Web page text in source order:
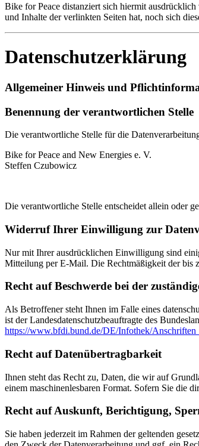
Bike for Peace distanziert sich hiermit
und Inhalte der verlinkten Seiten hat, noch sich
Datenschutzerklärung
Allgemeiner Hinweis und
Benennung der verantwortlichen Stelle
Die verantwortliche Stelle für die
Bike for Peace and New Energies e. V.
Steffen Czubowicz
Die verantwortliche Stelle entscheidet allein oder
Widerruf Ihrer Einwilligung zur
Nur mit Ihrer ausdrücklichen Einwilligung sind
Mitteilung per E-Mail. Die Rechtmäßigkeit der bis
Recht auf Beschwerde bei der
Als Betroffener steht Ihnen im Falle eines
ist der Landesdatenschutzbeauftragte des
https://www.bfdi.bund.de/DE/Infothek/
Recht auf Datenübertragbarkeit
Ihnen steht das Recht zu, Daten, die wir auf
einem maschinenlesbaren Format. Sofern Sie die
Recht auf Auskunft, Berichtigung,
Sie haben jederzeit im Rahmen der geltenden